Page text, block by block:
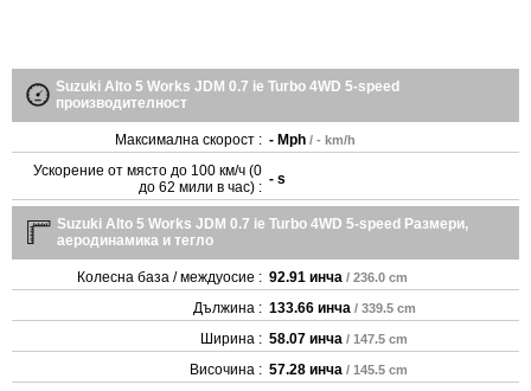
Suzuki Alto 5 Works JDM 0.7 ie Turbo 4WD 5-speed
производителност
Максимална скорост : - Mph / - km/h
Ускорение от място до 100 км/ч (0
до 62 мили в час) : - s
Suzuki Alto 5 Works JDM 0.7 ie Turbo 4WD 5-speed Размери,
аеродинамика и тегло
Колесна база / междуосие : 92.91 инча / 236.0 cm
Дължина : 133.66 инча / 339.5 cm
Ширина : 58.07 инча / 147.5 cm
Височина : 57.28 инча / 145.5 cm